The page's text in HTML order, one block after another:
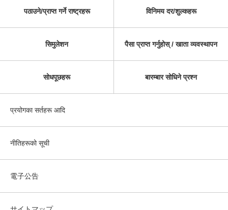
पठाउने/प्राप्त गर्ने राष्ट्रहरू विनिमय दर/शुल्कहरू
सिमुलेशन पैसा प्राप्त गर्नुहोस् / खाता व्यवस्थापन
सोधपूछहरू बारम्बार सोधिने प्रश्न
प्रयोगका सर्तहरू आदि
नीतिहरूको सूची
電子公告